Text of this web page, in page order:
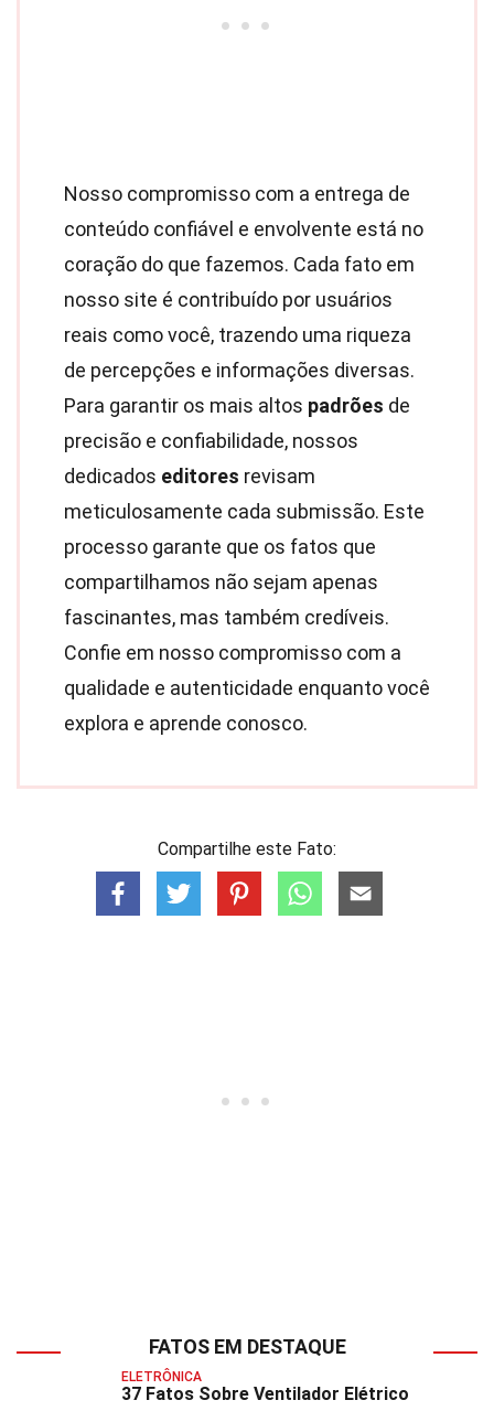
Nosso compromisso com a entrega de
conteúdo confiável e envolvente está no
coração do que fazemos. Cada fato em
nosso site é contribuído por usuários
reais como você, trazendo uma riqueza
de percepções e informações diversas.
Para garantir os mais altos padrões de
precisão e confiabilidade, nossos
dedicados editores revisam
meticulosamente cada submissão. Este
processo garante que os fatos que
compartilhamos não sejam apenas
fascinantes, mas também credíveis.
Confie em nosso compromisso com a
qualidade e autenticidade enquanto você
explora e aprende conosco.
Compartilhe este Fato:
FATOS EM DESTAQUE
ELETRÔNICA
37 Fatos Sobre Ventilador Elétrico